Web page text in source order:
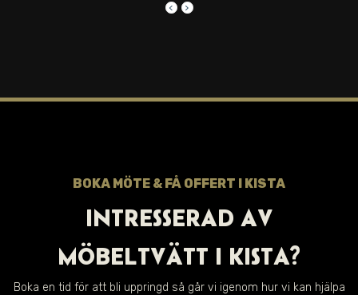
keyboard_arrow_left keyboard_arrow_right
BOKA MÖTE & FÅ OFFERT I KISTA
INTRESSERAD AV
MÖBELTVÄTT I KISTA?
Boka en tid för att bli uppringd så går vi igenom hur vi kan hjälpa